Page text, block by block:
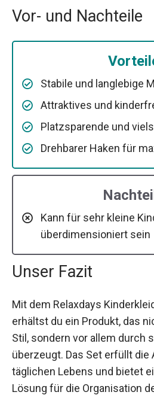
Vor- und Nachteile
Stabile und langlebige
Attraktives und
Platzsparende und
Drehbarer Haken für
Kann für sehr kleine
überdimensioniert sein
Unser Fazit
Mit dem Relaxdays
erhältst du ein Produkt, das
Stil, sondern vor allem durch
überzeugt. Das Set erfüllt die
täglichen Lebens und bietet
Lösung für die Organisation